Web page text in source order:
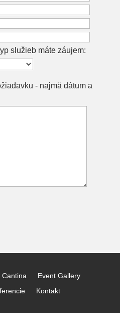
služieb máte záujem:
- najmä dátum a
Cantina
Event Gallery
Kontakt